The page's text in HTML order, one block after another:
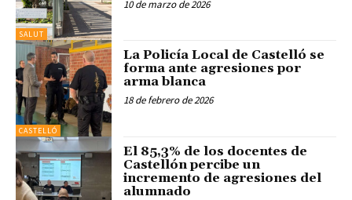
SALUT
10 de marzo de 2026
CASTELLÓ
La Policía Local de Castelló se
forma ante agresiones por
arma blanca
18 de febrero de 2026
El 85,3% de los docentes de
Castellón percibe un
incremento de agresiones del
alumnado